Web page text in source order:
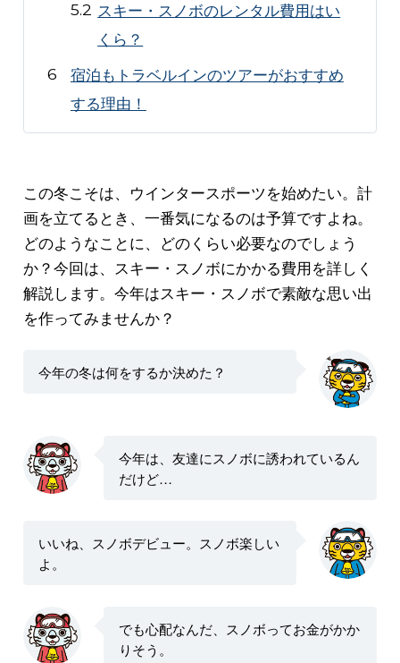
スキー・スノボのレンタル費用はい
くら？
宿泊もトラベルインのツアーがおすすめ
する理由！
この冬こそは、ウインタースポーツを始めたい。計
画を立てるとき、一番気になるのは予算ですよね。
どのようなことに、どのくらい必要なのでしょう
か？今回は、スキー・スノボにかかる費用を詳しく
解説します。今年はスキー・スノボで素敵な思い出
を作ってみませんか？
今年の冬は何をするか決めた？
今年は、友達にスノボに誘われているん
だけど…
いいね、スノボデビュー。スノボ楽しい
よ。
でも心配なんだ、スノボってお金がかか
りそう。